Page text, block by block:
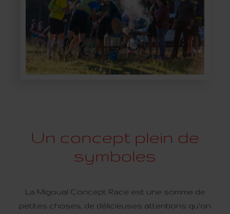
Un concept plein de
symboles
La Migoual Concept Race est une somme de
petites choses, de délicieuses attentions qu’on